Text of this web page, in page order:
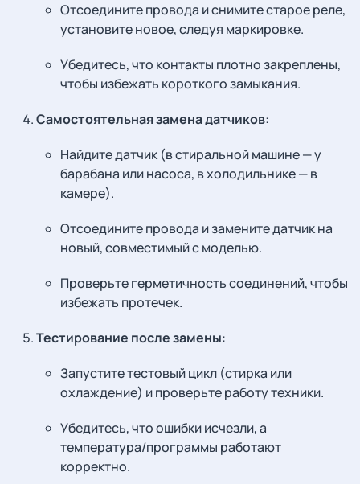
Отсоедините провода и снимите старое реле,
установите новое, следуя маркировке.
Убедитесь, что контакты плотно закреплены,
чтобы избежать короткого замыкания.
Самостоятельная замена датчиков:
Найдите датчик (в стиральной машине — у
барабана или насоса, в холодильнике — в
камере).
Отсоедините провода и замените датчик на
новый, совместимый с моделью.
Проверьте герметичность соединений, чтобы
избежать протечек.
Тестирование после замены:
Запустите тестовый цикл (стирка или
охлаждение) и проверьте работу техники.
Убедитесь, что ошибки исчезли, а
температура/программы работают
корректно.